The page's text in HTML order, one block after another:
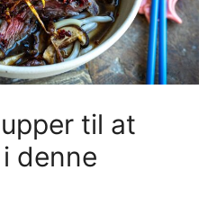
til at
denne